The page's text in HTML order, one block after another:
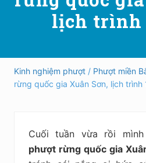
lịch
và
ngoài
nước
an
nghiệm,
lịch trình
Kinh nghiệm phượt / Phượt miền
rừng quốc gia Xuân Sơn, lịch trình
Cuối tuần vừa rồi
phượt rừng quốc gia